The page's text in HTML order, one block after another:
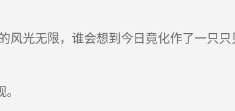
光无限，谁会想到今日竟化作了一只只